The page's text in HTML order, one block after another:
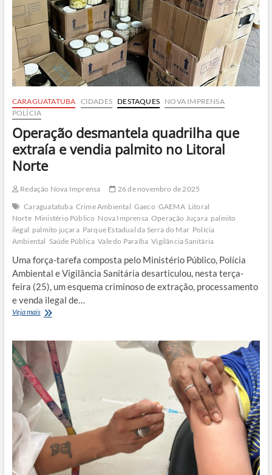
para
descobrir
ligações
clandestinas
no
Litoral
Norte
CARAGUATATUBA CIDADES DESTAQUES
NOVA IMPRENSA
POLÍCIA
Operação desmantela quadrilha que
extraía e vendia palmito no Litoral
Norte
Redação Nova Imprensa
26 de novembro de 2025
Caraguatatuba Crime Ambiental Gaeco GAEMA Litoral
Norte Ministério Público Nova Imprensa Operação Juçara palmito
ilegal palmito juçara Parque Estadual da Serra do Mar Polícia
Ambiental Saúde Pública Vale do Paraíba Vigilância Sanitária
Uma força-tarefa composta pelo Ministério Público, Polícia
Ambiental e Vigilância Sanitária desarticulou, nesta terça-
feira (25), um esquema criminoso de extração, processamento
e venda ilegal de…
Veja maisOperação
que
extraía
vendia
palmito
no
Litoral
Norte